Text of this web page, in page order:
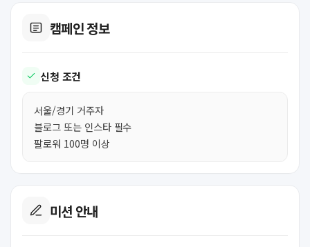
캠페인 정보
신청 조건
서울/경기 거주자
블로그 또는 인스타 필수
팔로워 100명 이상
미션 안내